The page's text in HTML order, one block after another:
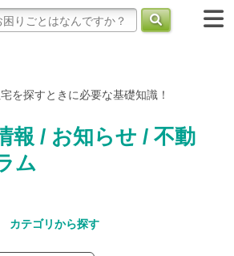
を探すときに必要な基礎知識！
報 / お知らせ / 不動
ム
カテゴリから探す